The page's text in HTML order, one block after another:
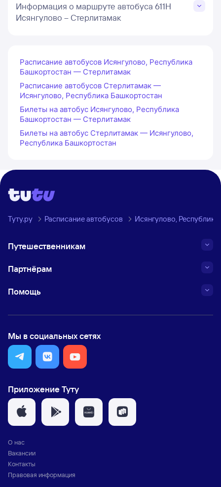
Информация о маршруте автобуса 611Н
Исянгулово – Стерлитамак
Расписание автобусов Исянгулово, Республика
Башкортостан — Стерлитамак
Расписание автобусов Стерлитамак —
Исянгулово, Республика Башкортостан
Билеты на автобус Исянгулово, Республика
Башкортостан — Стерлитамак
Билеты на автобус Стерлитамак — Исянгулово,
Республика Башкортостан
Туту.ру Расписание автобусов Исянгулово,
Путешественникам
Партнёрам
Помощь
Мы в социальных сетях
Приложение Туту
О нас
Вакансии
Контакты
Правовая информация